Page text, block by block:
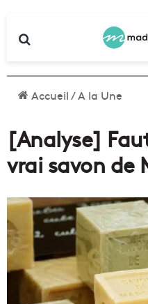
Accueil/A la Une
[Analyse]
vrai savon de